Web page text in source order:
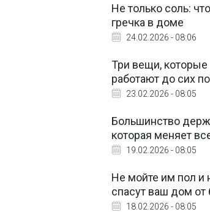
Не только соль:
гречка в доме
24.02.2026 - 08:06
Три вещи, которые
работают до сих
23.02.2026 - 08:05
Большинство
которая меняет
19.02.2026 - 08:05
Не мойте им пол и
спасут ваш дом от
18.02.2026 - 08:05